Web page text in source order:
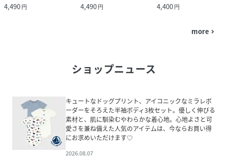
4,490円 4,490円 4,400円
more navigate_next
ショップニュース
キュートなドッグプリント、アイコニックなミラレボ
ーダーをそろえた半袖ボディ3枚セット。優しく伸びる
素材と、肌に馴染むやわらかな着心地。心地よさと可
愛さを兼ね備えた人気のアイテムは、今ならお買い得
にお求めいただけます♡
2026.08.07